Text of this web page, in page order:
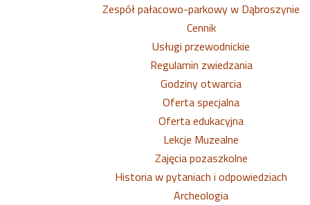
Zespół pałacowo-parkowy w Dąbroszynie
Cennik
Usługi przewodnickie
Regulamin zwiedzania
Godziny otwarcia
Oferta specjalna
Oferta edukacyjna
Lekcje Muzealne
Zajęcia pozaszkolne
Historia w pytaniach i odpowiedziach
Archeologia